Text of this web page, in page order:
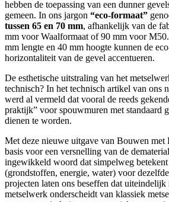
hebben de toepassing van een dunner
gemeen. In ons jargon “eco-formaat”
tussen 65 en 70 mm, afhankelijk van de
mm voor Waalformaat of 90 mm voor
mm lengte en 40 mm hoogte kunnen de
horizontaliteit van de gevel accentueren.
De esthetische uitstraling van het
technisch? In het technisch artikel van ons
werd al vermeld dat vooral de reeds
praktijk” voor spouwmuren met standaard
dienen te worden.
Met deze nieuwe uitgave van Bouwen met
basis voor een versnelling van de
ingewikkeld woord dat simpelweg
(grondstoffen, energie, water) voor
projecten laten ons beseffen dat uiteindelijk
metselwerk onderscheidt van klassiek